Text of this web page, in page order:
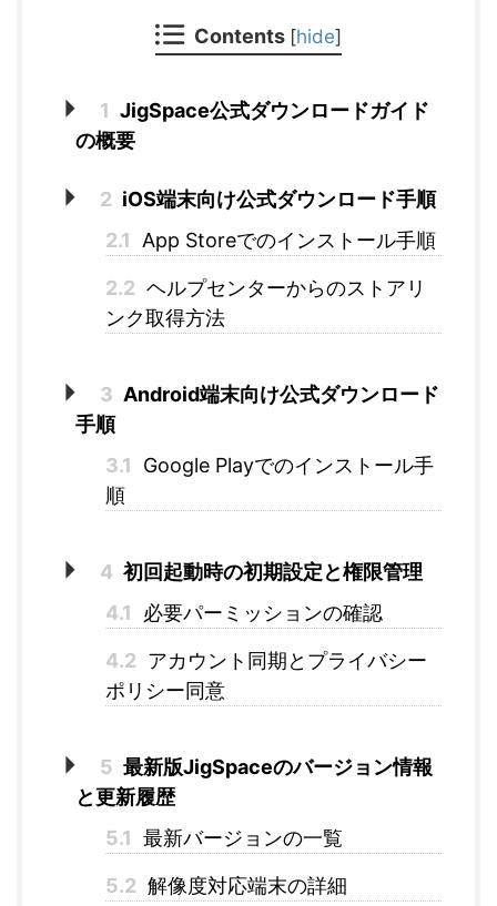
Contents [hide]
1 JigSpace公式ダウンロードガイド
の概要
2 iOS端末向け公式ダウンロード手順
2.1
App Storeでのインストール手順
2.2 ヘルプセンターからのストアリ
ンク取得方法
3 Android端末向け公式ダウンロード
手順
3.1
Google Playでのインストール手
順
4 初回起動時の初期設定と権限管理
4.1
必要パーミッションの確認
4.2 アカウント同期とプライバシー
ポリシー同意
5 最新版JigSpaceのバージョン情報
と更新履歴
5.1 最新バージョンの一覧
5.2 解像度対応端末の詳細